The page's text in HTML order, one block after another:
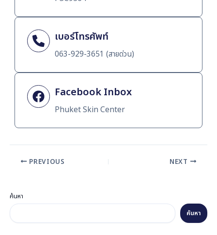
เบอร์โทรศัพท์
063-929-3651 (สายด่วน)
Facebook Inbox
Phuket Skin Center
PREVIOUS NEXT
ค้นหา
ค้นหา